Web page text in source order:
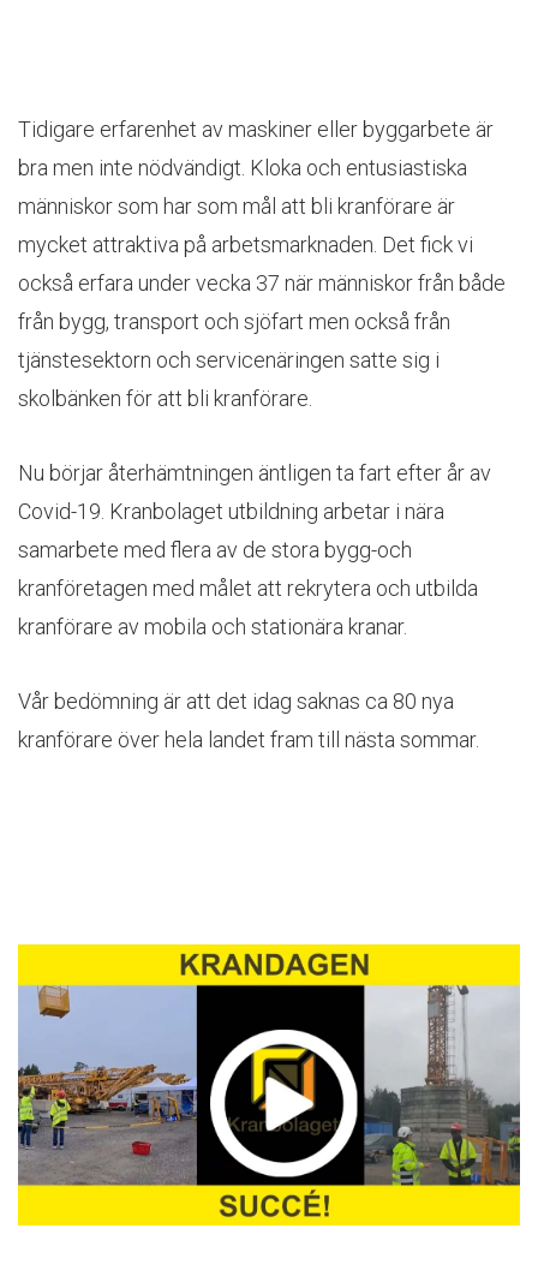
Tidigare erfarenhet av maskiner eller byggarbete är
bra men inte nödvändigt. Kloka och entusiastiska
människor som har som mål att bli kranförare är
mycket attraktiva på arbetsmarknaden. Det fick vi
också erfara under vecka 37 när människor från både
från bygg, transport och sjöfart men också från
tjänstesektorn och servicenäringen satte sig i
skolbänken för att bli kranförare.
Nu börjar återhämtningen äntligen ta fart efter år av
Covid-19. Kranbolaget utbildning arbetar i nära
samarbete med flera av de stora bygg-och
kranföretagen med målet att rekrytera och utbilda
kranförare av mobila och stationära kranar.
Vår bedömning är att det idag saknas ca 80 nya
kranförare över hela landet fram till nästa sommar.